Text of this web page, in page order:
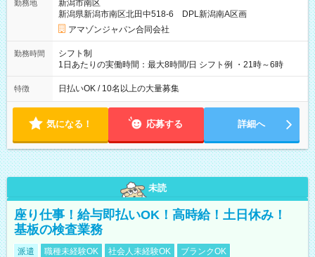
☆Amazon直雇用で安定して働けます！ 【試用期間】試用期間
あり 試用期間の長さ：1週間 雇用形態、給与は本採用時と同じ
です。
勤務地
新潟市南区
新潟県新潟市南区北田中518-6 DPL新潟南A区画
アマゾンジャパン合同会社
勤務時間
シフト制
1日あたりの実働時間：最大8時間/日 シフト例 ・21時～6時
特徴 日払いOK / 10名以上の大量募集
気になる！ 応募する 詳細へ
未読
座り仕事！給与即払いOK！高時給！土日休み！
基板の検査業務
派遣 職種未経験OK 社会人未経験OK
ブランクOK